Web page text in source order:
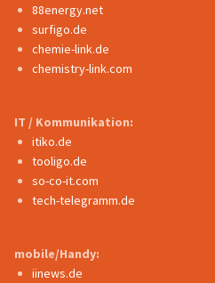
88energy.net
surfigo.de
chemie-link.de
chemistry-link.com
IT / Kommunikation:
itiko.de
tooligo.de
so-co-it.com
tech-telegramm.de
mobile/Handy:
iinews.de